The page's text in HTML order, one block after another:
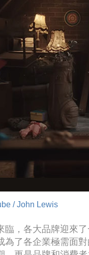
/ John Lewis
臨，各大品牌迎來
為了各企業極需面